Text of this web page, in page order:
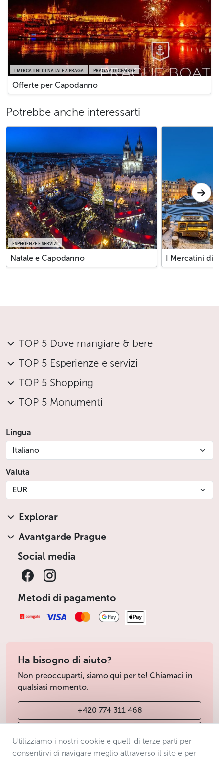
I MERCATINI DI NATALE A PRAGA PRAGA A DICEMBRE
Offerte per Capodanno
Potrebbe anche interessarti
ESPERIENZE E SERVIZI
Natale e Capodanno I Mercatini di
TOP 5 Dove mangiare & bere
TOP 5 Esperienze e servizi
TOP 5 Shopping
TOP 5 Monumenti
Lingua
Italiano
Valuta
EUR
Explorar
Avantgarde Prague
Social media
Metodi di pagamento
Ha bisogno di aiuto?
Non preoccuparti, siamo qui per te! Chiamaci in
qualsiasi momento.
+420 774 311 468
Utilizziamo i nostri cookie e quelli di terze parti per
consentirvi di navigare meglio attraverso il sito e per